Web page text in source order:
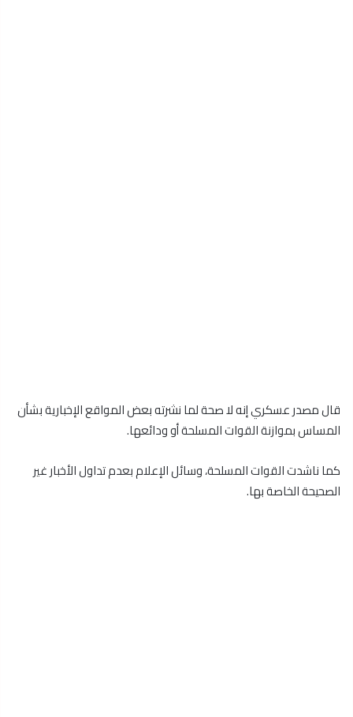
قال مصدر عسكري إنه لا صحة لما نشرته بعض المواقع الإخبارية بشأن
المساس بموازنة القوات المسلحة أو ودائعها.
كما ناشدت القوات المسلحة، وسائل الإعلام بعدم تداول الأخبار غير
الصحيحة الخاصة بها.